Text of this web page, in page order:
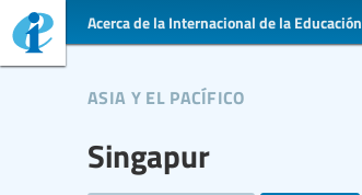
Acerca de la Internacional de la Educación
Singapur
asia y el pacífico